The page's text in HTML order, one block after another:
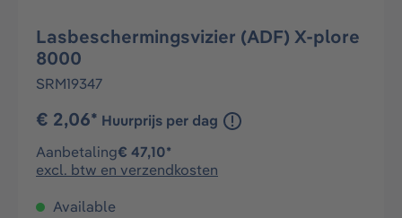
Lasbeschermingsvizier (ADF) X-plore
8000
SRM19347
Huurprijs per dag
€ 2,06*
Aanbetaling€ 47,10*
excl. btw en verzendkosten
Available